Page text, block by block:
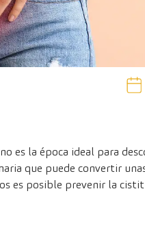
es la época ideal para
que puede convertir
es posible prevenir la